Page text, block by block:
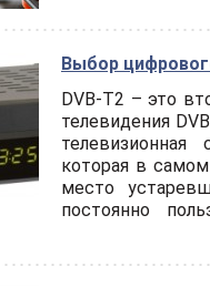
Выбор
DVB-T2 – это
телевидения
которая в
место
постоянно